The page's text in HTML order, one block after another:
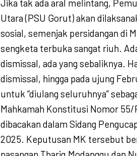
Jika tak ada aral melintang,
Utara (PSU Gorut) akan
sosial, semenjak persidangan di
sengketa terbuka sangat riuh.
dismissal, ada yang sebaliknya.
dismissal, hingga pada ujung
untuk “diulang seluruhnya”
Mahkamah Konstitusi Nomor
dibacakan dalam Sidang
2025. Keputusan MK tersebut